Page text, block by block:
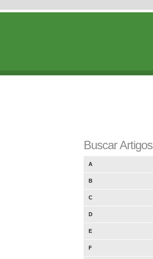
Buscar Artigos
A
B
C
D
E
F